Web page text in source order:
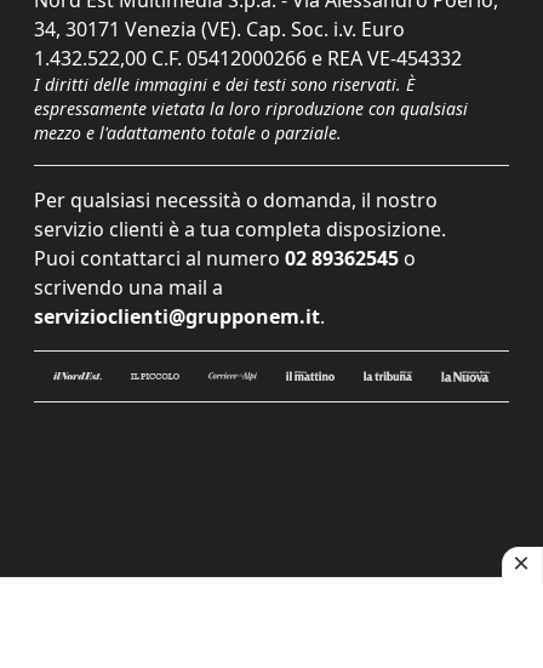
34, 30171 Venezia (VE). Cap. Soc. i.v. Euro
1.432.522,00 C.F. 05412000266 e REA VE-454332
I diritti delle immagini e dei testi sono riservati. È
espressamente vietata la loro riproduzione con qualsiasi
mezzo e l'adattamento totale o parziale.
Per qualsiasi necessità o domanda, il nostro
servizio clienti è a tua completa disposizione.
Puoi contattarci al numero 02 89362545 o
scrivendo una mail a
servizioclienti@grupponem.it.